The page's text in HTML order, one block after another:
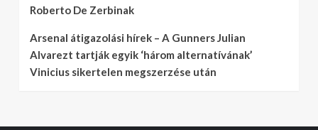
Roberto De Zerbinak
Arsenal átigazolási hírek – A Gunners Julian
Alvarezt tartják egyik ‘három alternatívának’
Vinicius sikertelen megszerzése után